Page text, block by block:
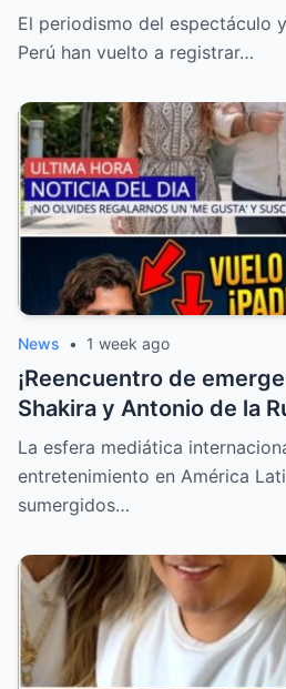
llama “descerebrados”
Granja VIP
El periodismo del espectáculo
Perú han vuelto a registrar…
News • 1 week ago
¡Reencuentro de
Shakira y Antonio de la
la delicada salud de
La esfera mediática
entretenimiento en América
sumergidos…